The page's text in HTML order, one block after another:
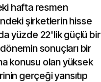
hafta resmen
şirketlerin hisse
yüzde 22'lik güçlü bir
sonuçları bir
konusu olan yüksek
gerçeği yansıtıp